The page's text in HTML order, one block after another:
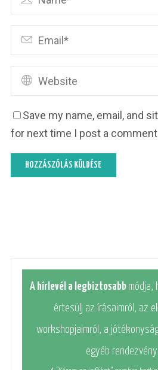
Save my name, email, and
for next time I post a
A hírlevél a legbiztosabb módja,
értesülj az írásaimról, az
workshopjaimról, a
egyéb